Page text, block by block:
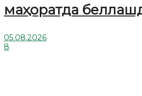
маҳоратда
05.08.2026
8